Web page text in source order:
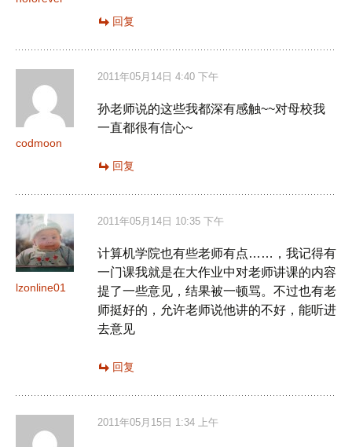
回复
codmoon
2011年05月14日 4:40 下午
孙老师说的这些我都深有感触~~对母校我
一直都很有信心~
回复
lzonline01
2011年05月14日 10:35 下午
计算机学院也有些老师有点……，我记得有
一门课我就是在大作业中对老师讲课的内容
提了一些意见，结果被一顿骂。不过也有老
师挺好的，允许老师说他讲的不好，能听进
去意见
回复
2011年05月15日 1:34 上午